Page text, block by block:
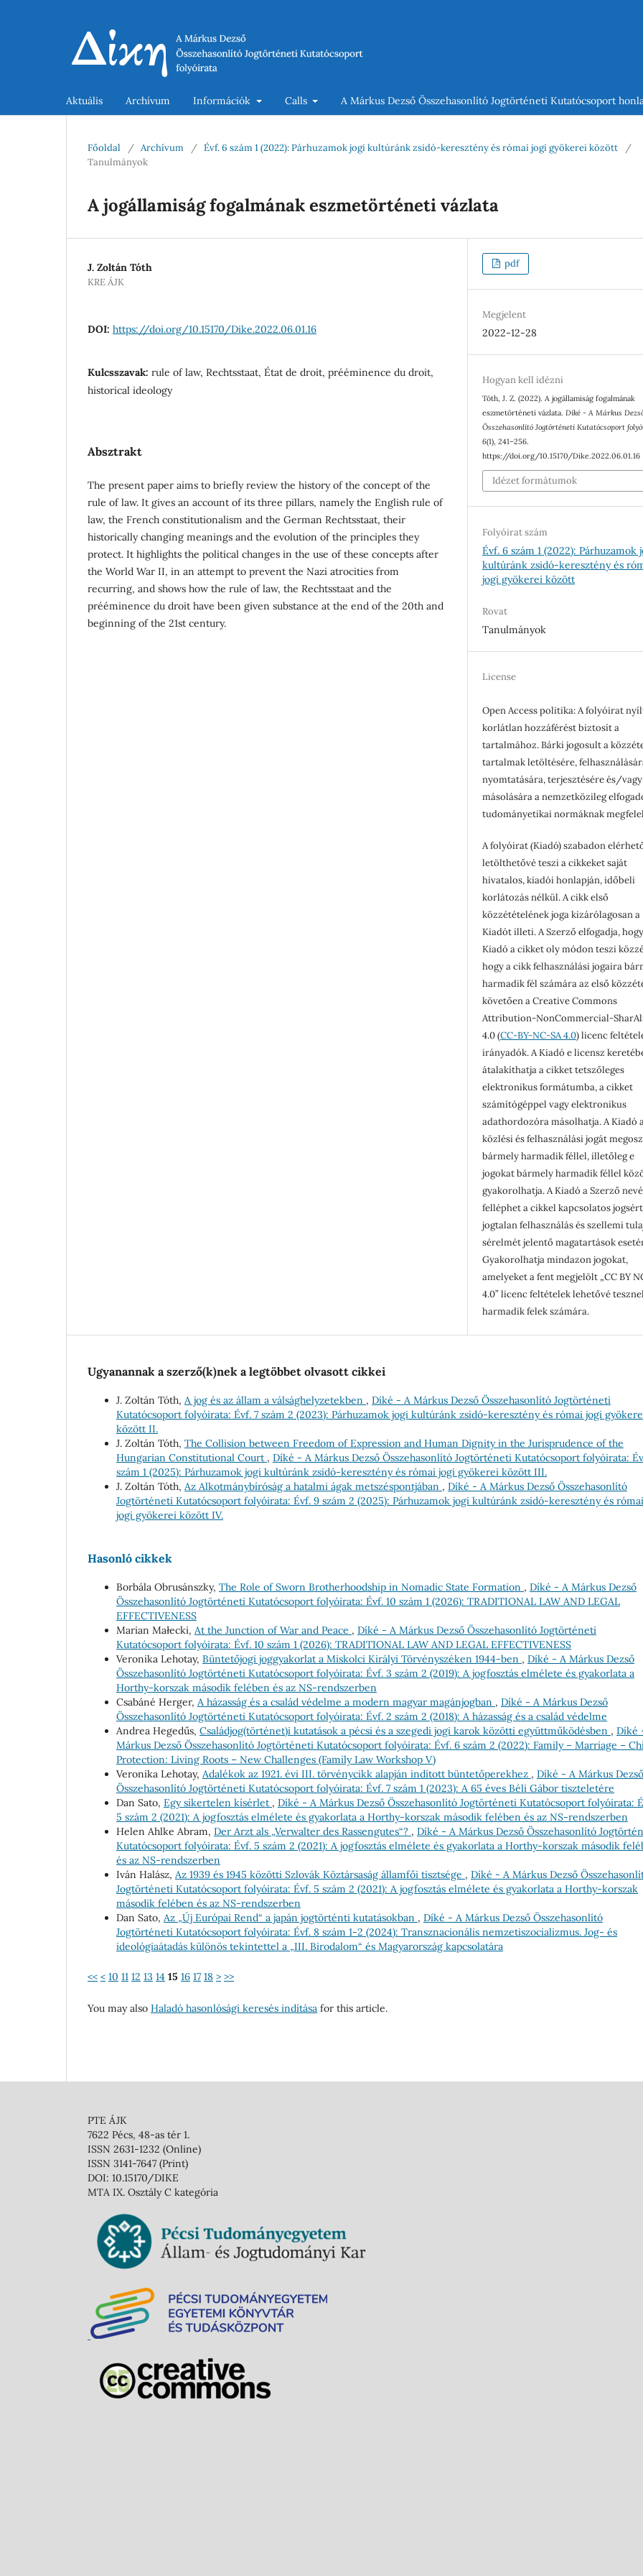
Aktuális Archívum Információk Calls A Márkus Dezső Összehasonlító Jogtörténeti Kutatócsoport
Főoldal / Archívum / Évf. 6 szám 1 (2022): Párhuzamok jogi kultúránk zsidó-keresztény és római jogi gyökerei között
/
Tanulmányok
A jogállamiság fogalmának eszmetörténeti vázlata
J. Zoltán Tóth
KRE ÁJK
DOI: https://doi.org/10.15170/Dike.2022.06.01.16
Kulcsszavak: rule of law, Rechtsstaat, État de droit, prééminence du droit,
historical ideology
Absztrakt
The present paper aims to briefly review the history of the concept of the
rule of law. It gives an account of its three pillars, namely the English rule of
law, the French constitutionalism and the German Rechtsstaat, their
historically changing meanings and the evolution of the principles they
protect. It highlights the political changes in the use of these concepts after
the World War II, in an attempt to prevent the Nazi atrocities from
recurring, and shows how the rule of law, the Rechtsstaat and the
prééminence du droit have been given substance at the end of the 20th and
beginning of the 21st century.
pdf
Megjelent
2022-12-28
Hogyan kell idézni
Tóth, J. Z. (2022). A jogállamiság fogalmának
eszmetörténeti vázlata.Díké - A Márkus
Összehasonlító Jogtörténeti Kutatócsoport
6(1), 241–256.
https://doi.org/10.15170/Dike.2022.06.01.16
Idézet formátumok
Folyóirat szám
Évf. 6 szám 1 (2022): Párhuzamok
kultúránk zsidó-keresztény és
jogi gyökerei között
Rovat
Tanulmányok
License
Open Access politika: A folyóirat
korlátlan hozzáférést biztosít a
tartalmához. Bárki jogosult a
tartalmak letöltésére,
nyomtatására, terjesztésére és/vagy
másolására a nemzetközileg
tudományetikai normáknak
A folyóirat (Kiadó) szabadon
letölthetővé teszi a cikkeket saját
hivatalos, kiadói honlapján, időbeli
korlátozás nélkül. A cikk első
közzétételének joga kizárólagosan a
Kiadót illeti. A Szerző elfogadja,
Kiadó a cikket oly módon teszi
hogy a cikk felhasználási jogaira
harmadik fél számára az első
követően a Creative Commons
Attribution-NonCommercial-
4.0 (CC-BY-NC-SA 4.0) licenc
irányadók. A Kiadó e licensz
átalakíthatja a cikket tetszőleges
elektronikus formátumba, a cikket
számítógéppel vagy elektronikus
adathordozóra másolhatja. A Kiadó
közlési és felhasználási jogát
bármely harmadik féllel, illetőleg e
jogokat bármely harmadik féllel
gyakorolhatja. A Kiadó a Szerző
felléphet a cikkel kapcsolatos
jogtalan felhasználás és szellemi
sérelmét jelentő magatartások
Gyakorolhatja mindazon jogokat,
amelyeket a fent megjelölt „CC BY
4.0” licenc feltételek lehetővé
harmadik felek számára.
Ugyanannak a szerző(k)nek a legtöbbet olvasott cikkei
J. Zoltán Tóth, A jog és az állam a válsághelyzetekben , Díké - A Márkus Dezső Összehasonlító Jogtörténeti
Kutatócsoport folyóirata: Évf. 7 szám 2 (2023): Párhuzamok jogi kultúránk zsidó-keresztény és római jogi
között II.
J. Zoltán Tóth, The Collision between Freedom of Expression and Human Dignity in the Jurisprudence of the
Hungarian Constitutional Court , Díké - A Márkus Dezső Összehasonlító Jogtörténeti Kutatócsoport folyóirata:
szám 1 (2025): Párhuzamok jogi kultúránk zsidó-keresztény és római jogi gyökerei között III.
J. Zoltán Tóth, Az Alkotmánybíróság a hatalmi ágak metszéspontjában , Díké - A Márkus Dezső Összehasonlító
Jogtörténeti Kutatócsoport folyóirata: Évf. 9 szám 2 (2025): Párhuzamok jogi kultúránk zsidó-keresztény és római
jogi gyökerei között IV.
Hasonló cikkek
Borbála Obrusánszky, The Role of Sworn Brotherhoodship in Nomadic State Formation , Díké - A Márkus Dezső
Összehasonlító Jogtörténeti Kutatócsoport folyóirata: Évf. 10 szám 1 (2026): TRADITIONAL LAW AND LEGAL
EFFECTIVENESS
Marian Małecki, At the Junction of War and Peace , Díké - A Márkus Dezső Összehasonlító Jogtörténeti
Kutatócsoport folyóirata: Évf. 10 szám 1 (2026): TRADITIONAL LAW AND LEGAL EFFECTIVENESS
Veronika Lehotay, Büntetőjogi joggyakorlat a Miskolci Királyi Törvényszéken 1944-ben , Díké - A Márkus Dezső
Összehasonlító Jogtörténeti Kutatócsoport folyóirata: Évf. 3 szám 2 (2019): A jogfosztás elmélete és gyakorlata a
Horthy-korszak második felében és az NS-rendszerben
Csabáné Herger, A házasság és a család védelme a modern magyar magánjogban , Díké - A Márkus Dezső
Összehasonlító Jogtörténeti Kutatócsoport folyóirata: Évf. 2 szám 2 (2018): A házasság és a család védelme
Andrea Hegedűs, Családjog(történet)i kutatások a pécsi és a szegedi jogi karok közötti együttműködésben , Díké
Márkus Dezső Összehasonlító Jogtörténeti Kutatócsoport folyóirata: Évf. 6 szám 2 (2022): Family – Marriage –
Protection: Living Roots – New Challenges (Family Law Workshop V)
Veronika Lehotay, Adalékok az 1921. évi III. törvénycikk alapján indított büntetőperekhez , Díké - A Márkus Dezső
Összehasonlító Jogtörténeti Kutatócsoport folyóirata: Évf. 7 szám 1 (2023): A 65 éves Béli Gábor tiszteletére
Dan Sato, Egy sikertelen kísérlet , Díké - A Márkus Dezső Összehasonlító Jogtörténeti Kutatócsoport folyóirata:
5 szám 2 (2021): A jogfosztás elmélete és gyakorlata a Horthy-korszak második felében és az NS-rendszerben
Helen Ahlke Abram, Der Arzt als „Verwalter des Rassengutes“? , Díké - A Márkus Dezső Összehasonlító
Kutatócsoport folyóirata: Évf. 5 szám 2 (2021): A jogfosztás elmélete és gyakorlata a Horthy-korszak második
és az NS-rendszerben
Iván Halász, Az 1939 és 1945 közötti Szlovák Köztársaság államfői tisztsége , Díké - A Márkus Dezső
Jogtörténeti Kutatócsoport folyóirata: Évf. 5 szám 2 (2021): A jogfosztás elmélete és gyakorlata a Horthy-korszak
második felében és az NS-rendszerben
Dan Sato, Az „Új Európai Rend“ a japán jogtörténti kutatásokban , Díké - A Márkus Dezső Összehasonlító
Jogtörténeti Kutatócsoport folyóirata: Évf. 8 szám 1-2 (2024): Transznacionális nemzetiszocializmus. Jog- és
ideológiaátadás különös tekintettel a „III. Birodalom“ és Magyarország kapcsolatára
<< < 10 11 12 13 14 15 16 17 18 > >>
You may also Haladó hasonlósági keresés indítása for this article.
PTE ÁJK
7622 Pécs, 48-as tér 1.
ISSN 2631-1232 (Online)
ISSN 3141-7647 (Print)
DOI: 10.15170/DIKE
MTA IX. Osztály C kategória